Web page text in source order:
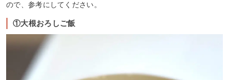
ので、参考にしてください。
①大根おろしご飯